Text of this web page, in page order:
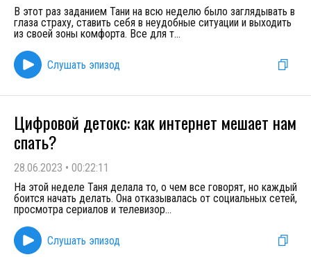
В этот раз заданием Тани на всю неделю было заглядывать в
глаза страху, ставить себя в неудобные ситуации и выходить
из своей зоны комфорта. Все для т...
Слушать эпизод
Цифровой детокс: как интернет мешает нам
спать?
28.06.2023 • 00:22:11
На этой неделе Таня делала то, о чем все говорят, но каждый
боится начать делать. Она отказывалась от социальных сетей,
просмотра сериалов и телевизор...
Слушать эпизод